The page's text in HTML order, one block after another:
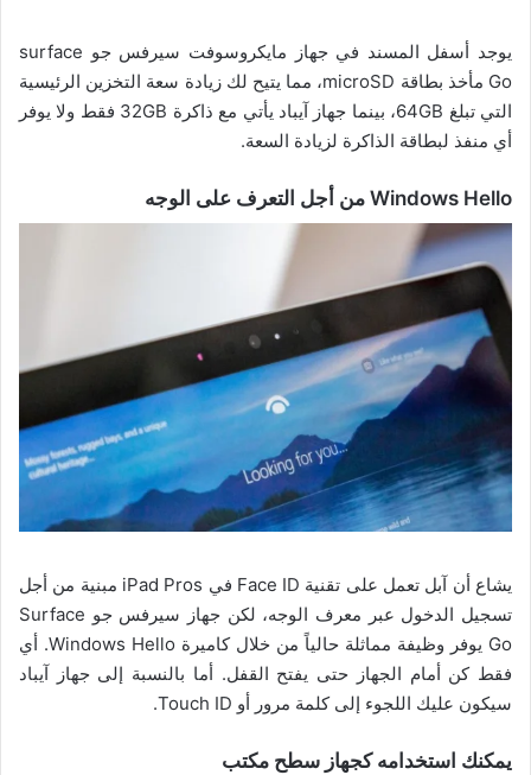
يوجد أسفل المسند في جهاز مايكروسوفت سيرفس جو surface
Go مأخذ بطاقة microSD، مما يتيح لك زيادة سعة التخزين الرئيسية
التي تبلغ 64GB، بينما جهاز آيباد يأتي مع ذاكرة 32GB فقط ولا يوفر
أي منفذ لبطاقة الذاكرة لزيادة السعة.
Windows Hello من أجل التعرف على الوجه
يشاع أن آبل تعمل على تقنية Face ID في iPad Pros مبنية من أجل
تسجيل الدخول عبر معرف الوجه، لكن جهاز سيرفس جو Surface
Go يوفر وظيفة مماثلة حالياً من خلال كاميرة Windows Hello. أي
فقط كن أمام الجهاز حتى يفتح القفل. أما بالنسبة إلى جهاز آيباد
سيكون عليك اللجوء إلى كلمة مرور أو Touch ID.
يمكنك استخدامه كجهاز سطح مكتب